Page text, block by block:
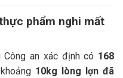
phẩm nghi mất
an xác định có 168
10kg lòng lợn đã